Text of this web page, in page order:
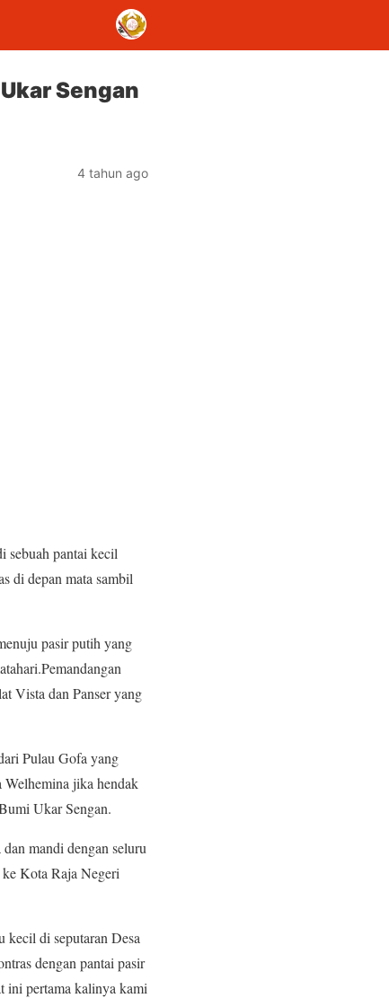
Sengan
4 tahun ago
sebuah pantai kecil
di depan mata sambil
pasir putih yang
Vista dan Panser yang
Pulau Gofa yang
Welhemina jika hendak
Ukar Sengan.
mandi dengan seluru
Kota Raja Negeri
kecil di seputaran Desa
dengan pantai pasir
ini pertama kalinya kami